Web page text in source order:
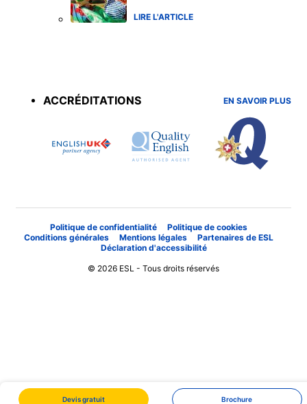
Devis gratuit Brochure
LIRE L'ARTICLE
ACCRÉDITATIONS
EN SAVOIR PLUS
Politique de confidentialité
Politique de cookies
Conditions générales
Mentions légales
Partenaires de ESL
Déclaration d'accessibilité
© 2026 ESL - Tous droits réservés